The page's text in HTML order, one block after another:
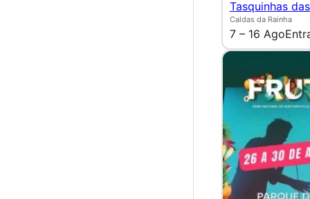
Tasquinhas
Caldas da Rainha
7 – 16 Ago